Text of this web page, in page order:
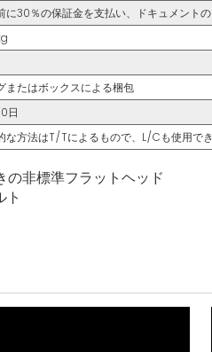
に30％の保証金を支払い、ドキュメント
またはボックスによる梱包
日
な方法はT/Tによるもので、L/Cも使用でき
の非標準フラットヘッド
ト